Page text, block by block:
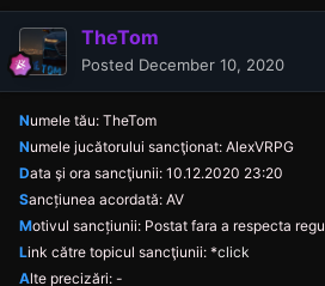
TheTom
Posted December 10, 2020
Numele tău: TheTom
Numele jucătorului sancţionat: AlexVRPG
Data şi ora sancţiunii: 10.12.2020 23:20
Sancțiunea acordată: AV
Motivul sancțiunii: Postat fara a respecta
Link către topicul sancţiunii: *click
Alte precizări: -